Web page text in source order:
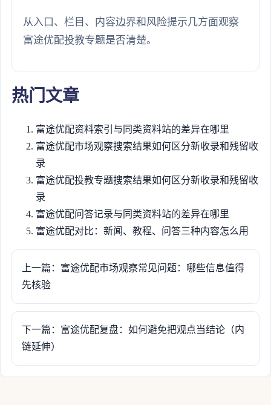
从入口、栏目、内容边界和风险提示几方面观察
富途优配投教专题是否清楚。
热门文章
富途优配资料索引与同类资料站的差异在哪里
富途优配市场观察搜索结果如何区分新收录和残留收
录
富途优配投教专题搜索结果如何区分新收录和残留收
录
富途优配问答记录与同类资料站的差异在哪里
富途优配对比：新闻、教程、问答三种内容怎么用
上一篇：富途优配市场观察常见问题：哪些信息值得
先核验
下一篇：富途优配复盘：如何避免把观点当结论（内
链延伸）